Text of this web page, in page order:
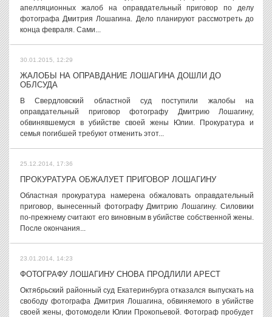
апелляционных жалоб на оправдательный приговор по делу
фотографа Дмитрия Лошагина. Дело планируют рассмотреть до
конца февраля. Сами...
30.01.2015, 12:29
ЖАЛОБЫ НА ОПРАВДАНИЕ ЛОШАГИНА ДОШЛИ ДО
ОБЛСУДА
В Свердловский областной суд поступили жалобы на
оправдательный приговор фотографу Дмитрию Лошагину,
обвинявшемуся в убийстве своей жены Юлии. Прокуратура и
семья погибшей требуют отменить этот...
25.12.2014, 17:36
ПРОКУРАТУРА ОБЖАЛУЕТ ПРИГОВОР ЛОШАГИНУ
Областная прокуратура намерена обжаловать оправдательный
приговор, вынесенный фотографу Дмитрию Лошагину. Силовики
по-прежнему считают его виновным в убийстве собственной жены.
После окончания...
23.01.2014, 14:23
ФОТОГРАФУ ЛОШАГИНУ СНОВА ПРОДЛИЛИ АРЕСТ
Октябрьский районный суд Екатеринбурга отказался выпускать на
свободу фотографа Дмитрия Лошагина, обвиняемого в убийстве
своей жены, фотомодели Юлии Прокопьевой. Фотограф пробудет